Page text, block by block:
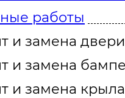
работы
и замена двери
и замена
и замена крыла